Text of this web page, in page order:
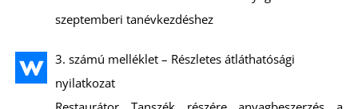
szeptemberi tanévkezdéshez
3. számú melléklet – Részletes átláthatósági
nyilatkozat